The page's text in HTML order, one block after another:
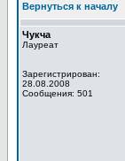
Вернуться к началу
Чукча
Лауреат
Зарегистрирован:
28.08.2008
Сообщения: 501